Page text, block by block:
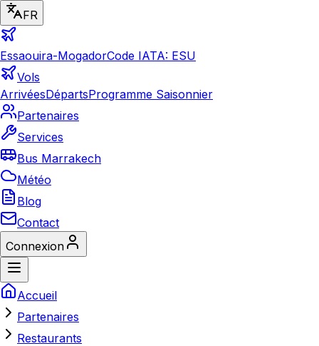
FR
Essaouira-MogadorCode IATA: ESU
Vols
ArrivéesDépartsProgramme Saisonnier
Partenaires
Services
Bus Marrakech
Météo
Blog
Contact
Connexion
Accueil
Partenaires
Restaurants